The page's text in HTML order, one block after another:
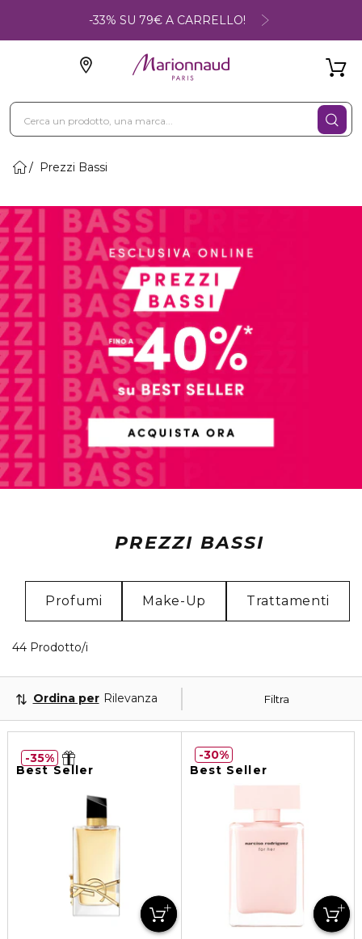
-33% SU 79€ A CARRELLO!
Prezzi Bassi
PREZZI BASSI
Profumi Make-Up Trattamenti
44 Prodotto/i
Filtra
Ordina per Rilevanza
Best Seller
35%
Best Seller
30%